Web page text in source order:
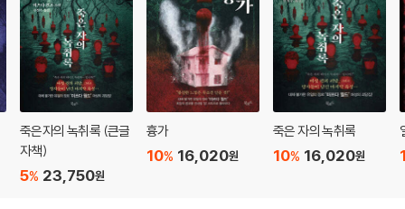
죽은자의 녹취록 (큰글
자책)
23,750원
5%
흉가
16,020원
10%
죽은 자의 녹취록
16,020원
10%